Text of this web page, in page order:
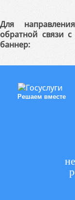
Для
обратной связи
баннер:
Решаем вместе